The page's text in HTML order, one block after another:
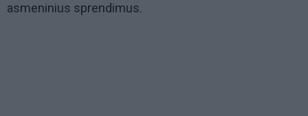
asmeninius sprendimus.